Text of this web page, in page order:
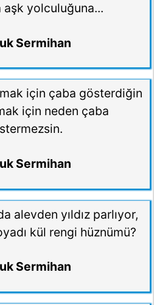
aşk yolculuğuna...
Sermihan
için çaba gösterdiğin
için neden çaba
Sermihan
alevden yıldız parlıyor,
kül rengi hüznümü?
Sermihan